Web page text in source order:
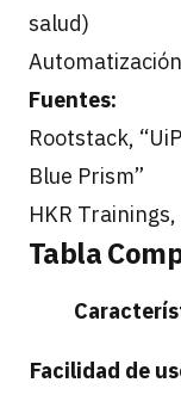
salud)
Fuentes:
Rootstack,
Blue Prism”
HKR
Tabla
Facilidad de